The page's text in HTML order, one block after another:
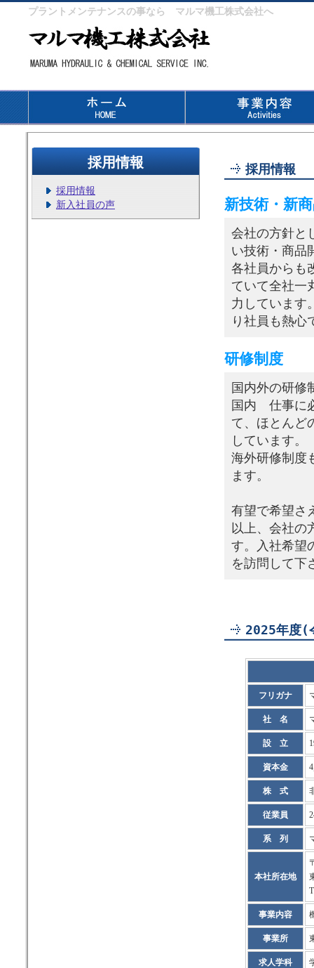
プラントメンテナンスの事なら マルマ機工株式会社へ
採用情報
新技術・新
会社の方針と
い技術・商品
各社員からも
ていて全社一
力しています
り社員も熱心
研修制度
国内外の研修
国内 仕事に
て、ほとんど
しています。
海外研修制度
ます。
有望で希望さ
以上、会社の
す。入社希望
を訪問して下
2025年度(
フリガナ
社 名
設 立
資本金
株 式
従業員
系 列
本社所在地
事業内容
事業所
求人学科
採用情報
採用情報
新入社員の声